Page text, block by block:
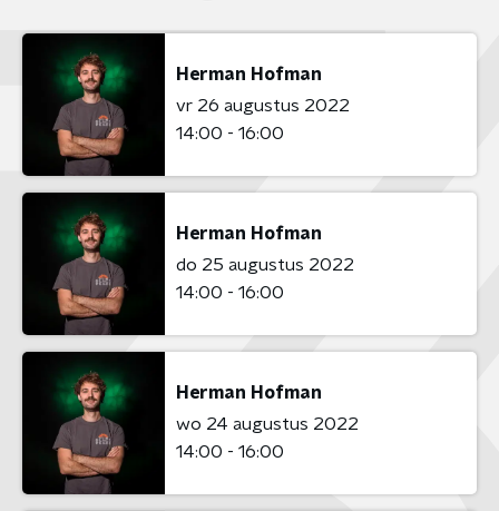
Herman Hofman
vr 26 augustus 2022
14:00 - 16:00
Herman Hofman
do 25 augustus 2022
14:00 - 16:00
Herman Hofman
wo 24 augustus 2022
14:00 - 16:00